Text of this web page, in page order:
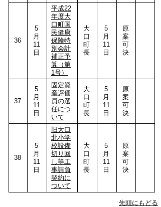
36
5
月
11
日
平成22
年度大
口町国
民健康
保険特
別会計
補正予
算（第
1号）
大
口
町
長
5
月
11
日
原
案
可
決
37
5
月
11
日
固定資
産評価
員の選
任につ
いて
大
口
町
長
5
月
11
日
原
案
可
決
38
5
月
11
日
旧大口
北小学
校設備
切り回
し等工
事請負
契約に
ついて
大
口
町
長
5
月
11
日
原
案
可
決
先頭にもどる